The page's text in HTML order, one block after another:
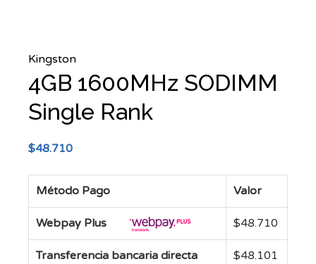
Kingston
4GB 1600MHz SODIMM
Single Rank
$48.710
Método Pago Valor
Webpay Plus $48.710
Transferencia bancaria directa $48.101